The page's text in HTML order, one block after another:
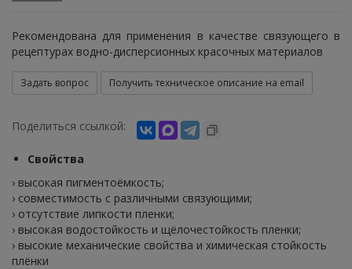
Рекомендована для применения в качестве связующего в
рецептурах водно-дисперсионных красочных материалов
Задать вопрос Получить техническое описание на email
Поделиться ссылкой:
Свойства
› высокая пигментоёмкость;
› совместимость с различными связующими;
› отсутствие липкости пленки;
› высокая водостойкость и щёлочестойкость пленки;
› высокие механические свойства и химическая стойкость
плёнки